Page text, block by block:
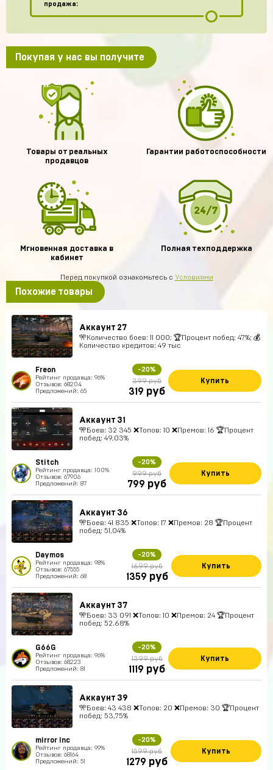
продажа:
Покупая у нас вы получите
Товары от реальных
продавцов
Гарантии работоспособности
Мгновенная доставка в
кабинет
Полная техподдержка
Перед покупкой ознакомьтесь с Условиями
Похожие товары
Аккаунт 27
🎌Количество боев: 11 000; 🏆Процент побед: 47%; 💰
Количество кредитов: 49 тыс
Freon
Рейтинг продавца: 96%
Отзывов: 68204
Предложений: 65
-20%
399 руб
319 руб
Купить
Аккаунт 31
🎌Боев: 32 345 ❌Топов: 10 ❌Премов: 16 🏆Процент
побед: 49,03%
Stitch
Рейтинг продавца: 100%
Отзывов: 67906
Предложений: 87
-20%
999 руб
799 руб
Купить
Аккаунт 36
🎌Боев: 41 835 ❌Топов: 17 ❌Премов: 28 🏆Процент
побед: 51,04%
Daymos
Рейтинг продавца: 98%
Отзывов: 67555
Предложений: 68
-20%
1699 руб
1359 руб
Купить
Аккаунт 37
🎌Боев: 33 091 ❌Топов: 10 ❌Премов: 24 🏆Процент
побед: 52.68%
G66G
Рейтинг продавца: 96%
Отзывов: 68223
Предложений: 81
-20%
1399 руб
1119 руб
Купить
Аккаунт 39
🎌Боев: 43 438 ❌Топов: 20 ❌Премов: 30 🏆Процент
побед: 53,75%
mirror inc
Рейтинг продавца: 99%
Отзывов: 68164
Предложений: 51
-20%
1599 руб
1279 руб
Купить